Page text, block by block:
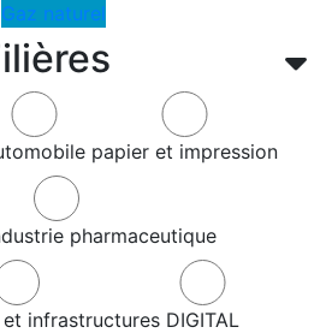
papier et impression
pharmaceutique
infrastructures DIGITAL
Gaz naturel